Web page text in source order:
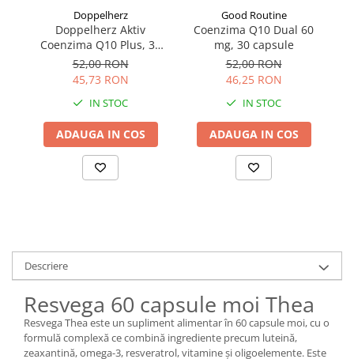
Doppelherz
Doppelherz Aktiv
Coenzima Q10 Plus, 30
capsule
52,00 RON
45,73 RON
IN STOC
ADAUGA IN COS
Good Routine
Coenzima Q10 Dual 60
mg, 30 capsule
52,00 RON
46,25 RON
IN STOC
ADAUGA IN COS
Descriere
Resvega 60 capsule moi Thea
Resvega Thea este un supliment alimentar în 60 capsule moi, cu o
formulă complexă ce combină ingrediente precum luteină,
zeaxantină, omega-3, resveratrol, vitamine și oligoelemente. Este